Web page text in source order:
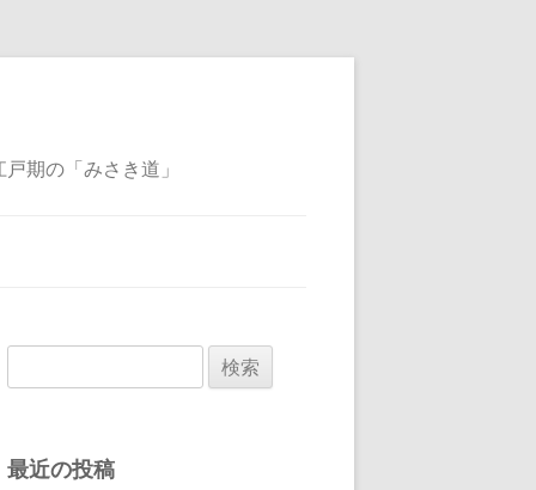
期の「みさき道」
索:
最近の投稿